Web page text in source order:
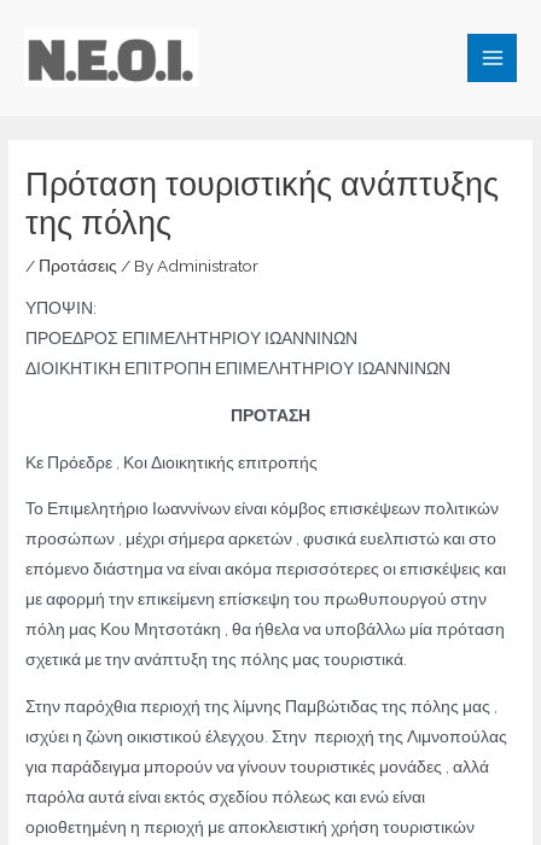
content
Main
Πρόταση τουριστικής ανάπτυξης
της πόλης
/ Προτάσεις / ByAdministrator
ΥΠΟΨΙΝ:
ΠΡΟΕΔΡΟΣ ΕΠΙΜΕΛΗΤΗΡΙΟΥ ΙΩΑΝΝΙΝΩΝ
ΔΙΟΙΚΗΤΙΚΗ ΕΠΙΤΡΟΠΗ ΕΠΙΜΕΛΗΤΗΡΙΟΥ ΙΩΑΝΝΙΝΩΝ
ΠΡΟΤΑΣΗ
Κε Πρόεδρε , Κοι Διοικητικής επιτροπής
Το Επιμελητήριο Ιωαννίνων είναι κόμβος επισκέψεων πολιτικών
προσώπων , μέχρι σήμερα αρκετών , φυσικά ευελπιστώ και στο
επόμενο διάστημα να είναι ακόμα περισσότερες οι επισκέψεις και
με αφορμή την επικείμενη επίσκεψη του πρωθυπουργού στην
πόλη μας Κου Μητσοτάκη , θα ήθελα να υποβάλλω μία πρόταση
σχετικά με την ανάπτυξη της πόλης μας τουριστικά.
Στην παρόχθια περιοχή της λίμνης Παμβώτιδας της πόλης μας ,
ισχύει η ζώνη οικιστικού έλεγχου. Στην περιοχή της Λιμνοπούλας
για παράδειγμα μπορούν να γίνουν τουριστικές μονάδες , αλλά
παρόλα αυτά είναι εκτός σχεδίου πόλεως και ενώ είναι
οριοθετημένη η περιοχή με αποκλειστική χρήση τουριστικών